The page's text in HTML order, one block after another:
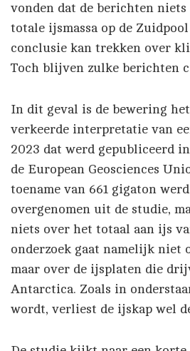
vonden dat de berichten niets
totale ijsmassa op de
conclusie kan trekken over
Toch blijven zulke berichten
In dit geval is de bewering
verkeerde interpretatie van
2023 dat werd gepubliceerd
de European Geosciences
toename van 661 gigaton
overgenomen uit de studie,
niets over het totaal aan ijs
onderzoek gaat namelijk niet
maar over de ijsplaten die
Antarctica. Zoals in
wordt, verliest de ijskap wel